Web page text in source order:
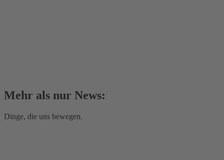
Mehr als nur News:
Dinge, die uns bewegen.